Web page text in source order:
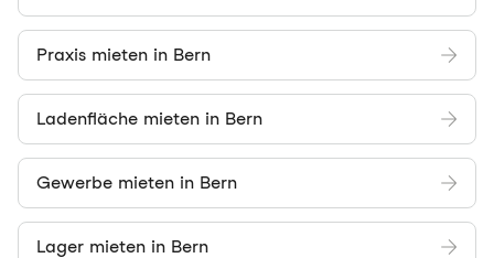
Praxis mieten in Bern
Ladenfläche mieten in Bern
Gewerbe mieten in Bern
Lager mieten in Bern